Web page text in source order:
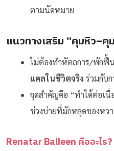
ตามนัดหมาย
แนวทางเสริม “คุมหิว–
ไม่ต้องทำหัตถการ/พักฟื้
แคลในชีวิตจริง ร่วมกับ
จุดสำคัญคือ “ทำได้ต่อเนื่
ช่วงบ่ายที่มักหลุดของหว
Renatar Balleen คืออะไร?